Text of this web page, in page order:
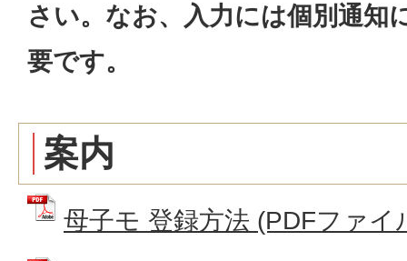
さい。なお、入力には個別通知
要です。
案内
母子モ 登録方法 (PDFファイ